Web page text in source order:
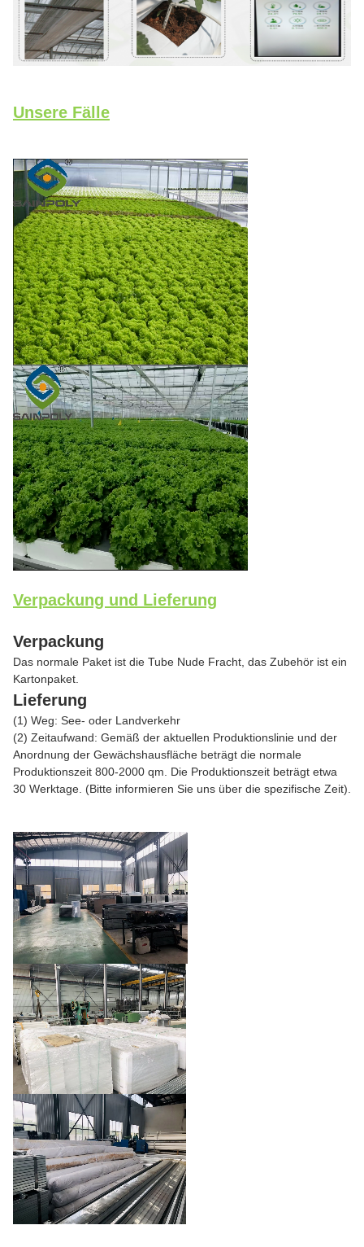
Unsere Fälle
Verpackung und Lieferung
Verpackung
Das normale Paket ist die Tube Nude Fracht, das Zubehör ist ein
Kartonpaket.
Lieferung
(1) Weg: See- oder Landverkehr
(2) Zeitaufwand: Gemäß der aktuellen Produktionslinie und der
Anordnung der Gewächshausfläche beträgt die normale
Produktionszeit 800-2000 qm. Die Produktionszeit beträgt etwa
30 Werktage. (Bitte informieren Sie uns über die spezifische Zeit).